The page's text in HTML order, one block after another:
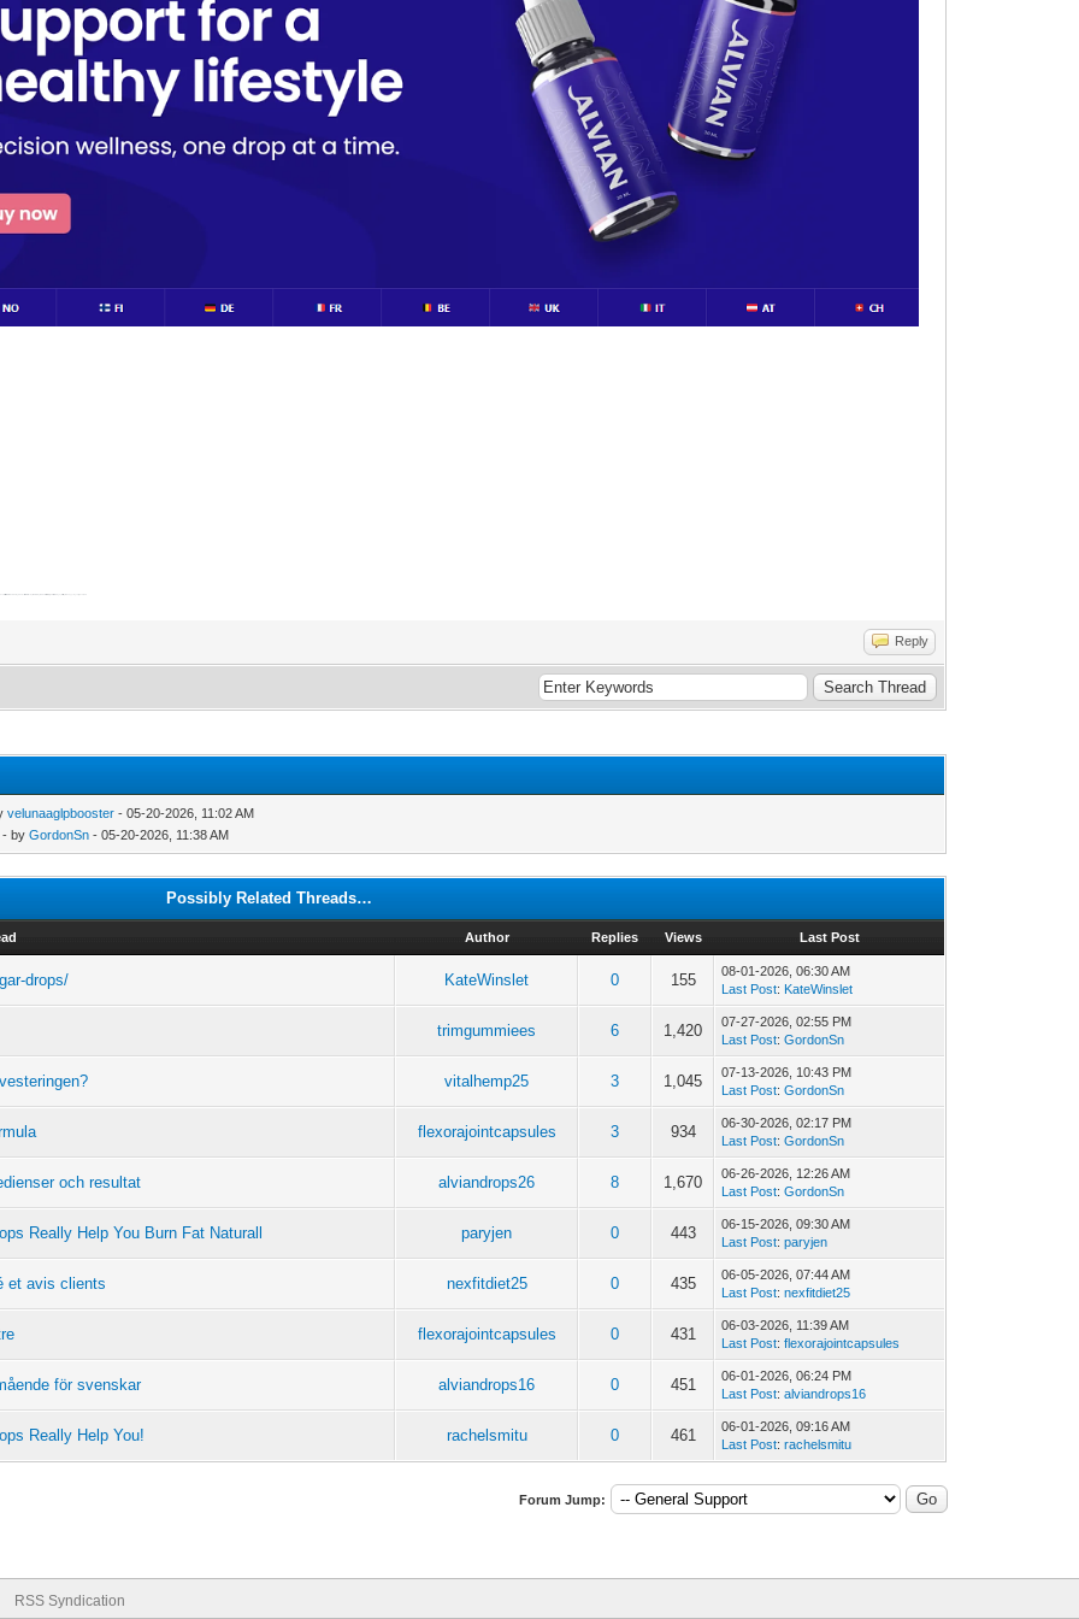
Reply
velunaaglpbooster - 05-20-2026, 11:02 AM
- byGordonSn - 05-20-2026, 11:38 AM
Possibly Related Threads…
Author Replies Views Last Post
drops/ KateWinslet 0 155
08-01-2026, 06:30 AM
Last Post: KateWinslet
trimgummiees 6 1,420
07-27-2026, 02:55 PM
Last Post:GordonSn
vitalhemp25 3 1,045
07-13-2026, 10:43 PM
Last Post:GordonSn
flexorajointcapsules 3 934
06-30-2026, 02:17 PM
Last Post:GordonSn
och resultat alviandrops26 8 1,670
06-26-2026, 12:26 AM
Last Post:GordonSn
Really Help You Burn Fat Naturall paryjen 0 443
06-15-2026, 09:30 AM
Last Post:paryjen
et avis clients nexfitdiet25 0 435
06-05-2026, 07:44 AM
Last Post:nexfitdiet25
flexorajointcapsules 0 431
06-03-2026, 11:39 AM
Last Post:flexorajointcapsules
för svenskar alviandrops16 0 451
06-01-2026, 06:24 PM
Last Post:alviandrops16
Really Help You! rachelsmitu 0 461
06-01-2026, 09:16 AM
Last Post:rachelsmitu
Forum Jump:
RSS Syndication